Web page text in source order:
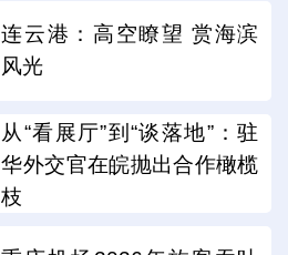
连云港：高空瞭望 赏海滨
风光
从“看展厅”到“谈落地”：驻
华外交官在皖抛出合作橄榄
枝